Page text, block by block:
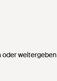
oder weitergeben